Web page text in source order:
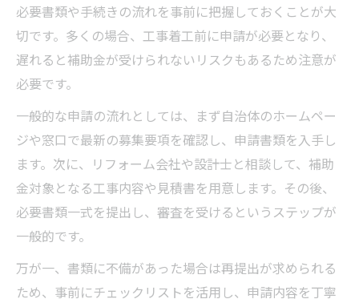
必要書類や手続きの流れを事前に把握しておくことが大
切です。多くの場合、工事着工前に申請が必要となり、
遅れると補助金が受けられないリスクもあるため注意が
必要です。
一般的な申請の流れとしては、まず自治体のホームペー
ジや窓口で最新の募集要項を確認し、申請書類を入手し
ます。次に、リフォーム会社や設計士と相談して、補助
金対象となる工事内容や見積書を用意します。その後、
必要書類一式を提出し、審査を受けるというステップが
一般的です。
万が一、書類に不備があった場合は再提出が求められる
ため、事前にチェックリストを活用し、申請内容を丁寧